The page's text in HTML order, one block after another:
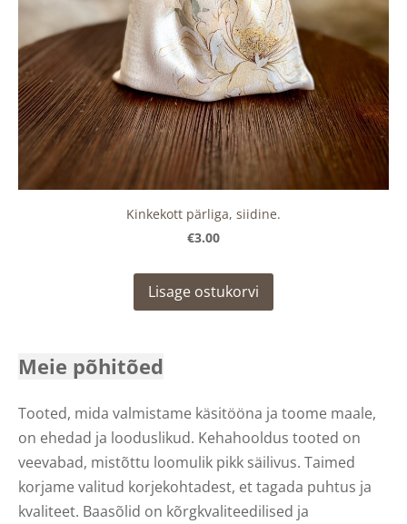
Meie põhitõed
Tooted, mida valmistame käsitööna ja toome maale,
on ehedad ja looduslikud. Kehahooldus tooted on
veevabad, mistõttu loomulik pikk säilivus. Taimed
korjame valitud korjekohtadest, et tagada puhtus ja
kvaliteet. Baasõlid on kõrgkvaliteedilised ja
Kinkekott pärliga, siidine.
€3.00
Lisage ostukorvi